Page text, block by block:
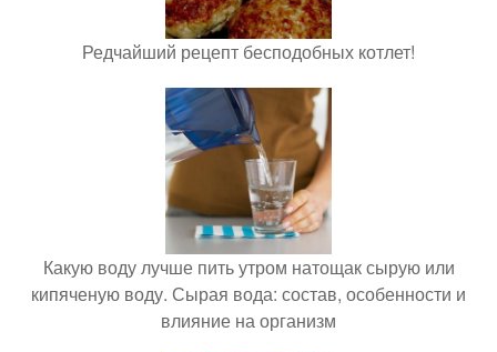
Редчайший рецепт бесподобных котлет!
Какую воду лучше пить утром натощак сырую или
кипяченую воду. Сырая вода: состав, особенности и
влияние на организм